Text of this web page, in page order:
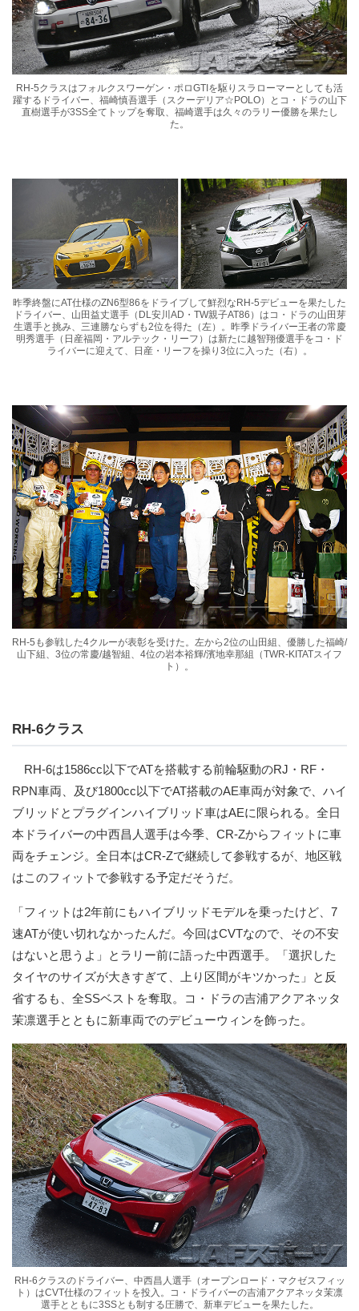
RH-5クラスはフォルクスワーゲン・ポロGTIを駆りスラローマーとしても活
躍するドライバー、福崎慎吾選手（スクーデリア☆POLO）とコ・ドラの山下
直樹選手が3SS全てトップを奪取、福崎選手は久々のラリー優勝を果たし
た。
昨季終盤にAT仕様のZN6型86をドライブして鮮烈なRH-5デビューを果たした
ドライバー、山田益丈選手（DL安川AD・TW親子AT86）はコ・ドラの山田芽
生選手と挑み、三連勝ならずも2位を得た（左）。昨季ドライバー王者の常慶
明秀選手（日産福岡・アルテック・リーフ）は新たに越智翔優選手をコ・ド
ライバーに迎えて、日産・リーフを操り3位に入った（右）。
RH-5も参戦した4クルーが表彰を受けた。左から2位の山田組、優勝した福崎/
山下組、3位の常慶/越智組、4位の岩本裕輝/濱地幸那組（TWR-KITATスイフ
ト）。
RH-6クラス
RH-6は1586cc以下でATを搭載する前輪駆動のRJ・RF・
RPN車両、及び1800cc以下でAT搭載のAE車両が対象で、ハイ
ブリッドとプラグインハイブリッド車はAEに限られる。全日
本ドライバーの中西昌人選手は今季、CR-Zからフィットに車
両をチェンジ。全日本はCR-Zで継続して参戦するが、地区戦
はこのフィットで参戦する予定だそうだ。
「フィットは2年前にもハイブリッドモデルを乗ったけど、7
速ATが使い切れなかったんだ。今回はCVTなので、その不安
はないと思うよ」とラリー前に語った中西選手。「選択した
タイヤのサイズが大きすぎて、上り区間がキツかった」と反
省するも、全SSベストを奪取。コ・ドラの吉浦アクアネッタ
茉凛選手とともに新車両でのデビューウィンを飾った。
RH-6クラスのドライバー、中西昌人選手（オープンロード・マクゼスフィッ
ト）はCVT仕様のフィットを投入。コ・ドライバーの吉浦アクアネッタ茉凛
選手とともに3SSとも制する圧勝で、新車デビューを果たした。